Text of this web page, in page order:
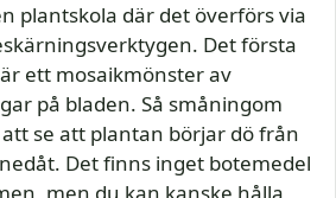
plantskola där det överförs via
Det första
ett mosaikmönster av
på bladen. Så småningom
se att plantan börjar dö från
Det finns inget botemedel